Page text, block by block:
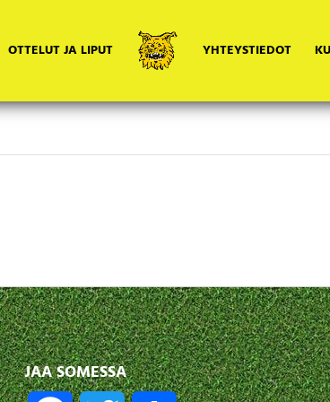
OTTELUT JA LIPUT YHTEYSTIEDOT
Tähän yhteistyökumppanin esittely
JAA SOMESSA